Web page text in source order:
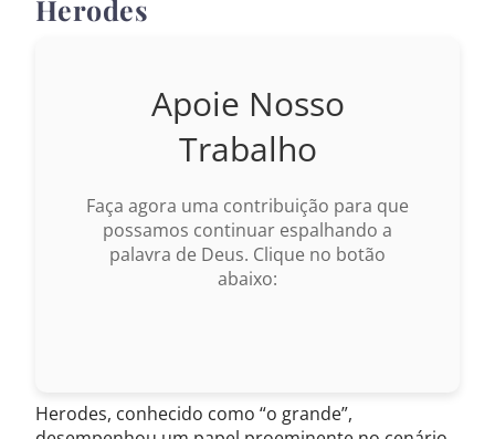
Herodes
Apoie Nosso
Trabalho
Faça agora uma contribuição para que
possamos continuar espalhando a
palavra de Deus. Clique no botão
abaixo:
Herodes, conhecido como “o grande”,